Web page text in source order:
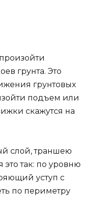
грунта. Это
грунтовых
подъем или
скажутся на
слой, траншею
так: по уровню
уступ с
по периметру